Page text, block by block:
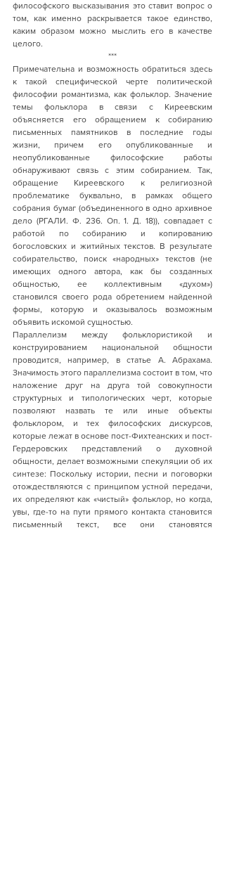
философского высказывания это ставит вопрос о
том, как именно раскрывается такое единство,
каким образом можно мыслить его в качестве
целого.
***
Примечательна и возможность обратиться здесь
к такой специфической черте политической
философии романтизма, как фольклор. Значение
темы фольклора в связи с Киреевским
объясняется его обращением к собиранию
письменных памятников в последние годы
жизни, причем его опубликованные и
неопубликованные философские работы
обнаруживают связь с этим собиранием. Так,
обращение Киреевского к религиозной
проблематике буквально, в рамках общего
собрания бумаг (объединенного в одно архивное
дело (РГАЛИ. Ф. 236. Оп. 1. Д. 18)), совпадает с
работой по собиранию и копированию
богословских и житийных текстов. В результате
собирательство, поиск «народных» текстов (не
имеющих одного автора, как бы созданных
общностью, ее коллективным «духом»)
становился своего рода обретением найденной
формы, которую и оказывалось возможным
объявить искомой сущностью.
Параллелизм между фольклористикой и
конструированием национальной общности
проводится, например, в статье А. Абрахама.
Значимость этого параллелизма состоит в том, что
наложение друг на друга той совокупности
структурных и типологических черт, которые
позволяют назвать те или иные объекты
фольклором, и тех философских дискурсов,
которые лежат в основе пост-Фихтеанских и пост-
Гердеровских представлений о духовной
общности, делает возможными спекуляции об их
синтезе: Поскольку истории, песни и поговорки
отождествляются с принципом устной передачи,
их определяют как «чистый» фольклор, но когда,
увы, где-то на пути прямого контакта становится
письменный текст, все они становятся